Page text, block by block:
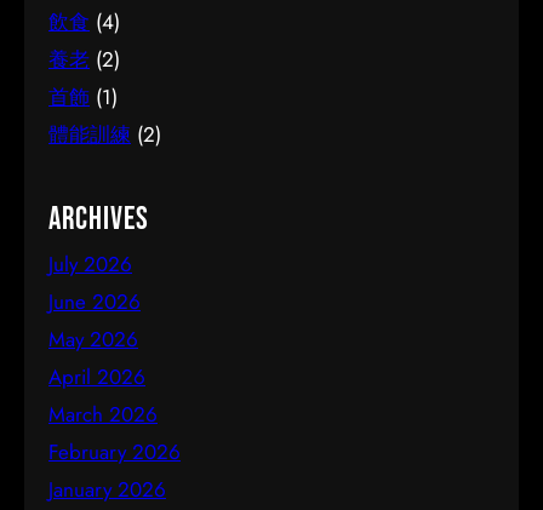
飲食 (4)
養老 (2)
首飾 (1)
體能訓練 (2)
Archives
July 2026
June 2026
May 2026
April 2026
March 2026
February 2026
January 2026